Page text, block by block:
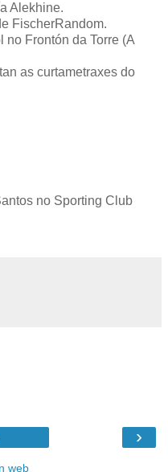
Alekhine.
FischerRandom.
no Frontón da Torre (A
as curtametraxes do
no Sporting Club
›
web